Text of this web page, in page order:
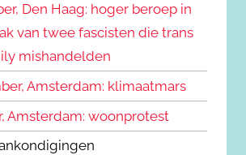
Den Haag: hoger beroep in
van twee fascisten die trans
mishandelden
Amsterdam: klimaatmars
Amsterdam: woonprotest